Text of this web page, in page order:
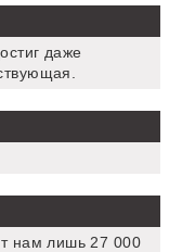
даже
нам лишь 27 000